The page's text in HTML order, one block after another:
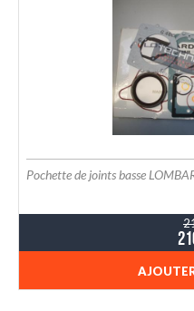
Pochette de joints basse